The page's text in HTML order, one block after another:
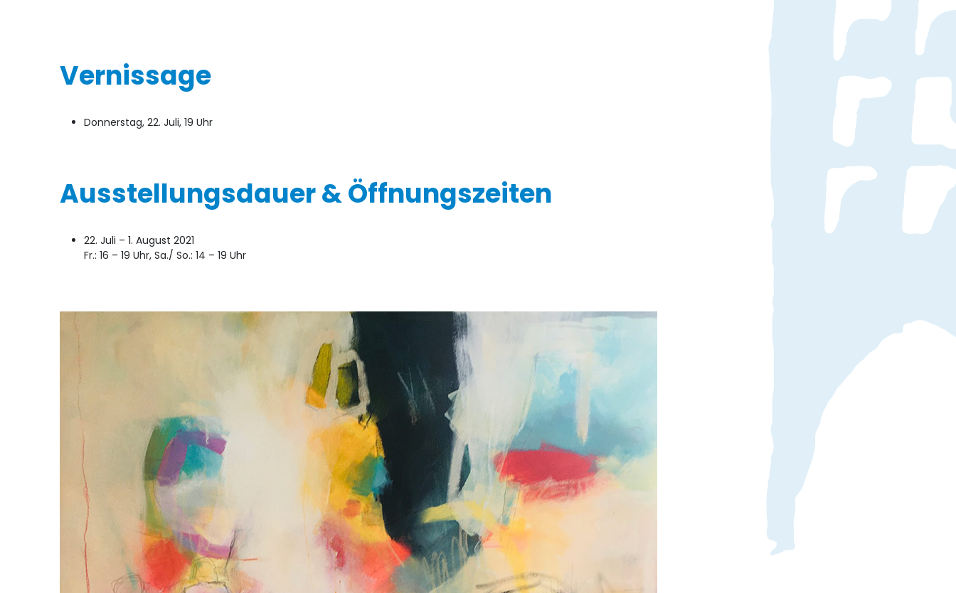
Vernissage
Donnerstag, 22. Juli, 19 Uhr
Ausstellungsdauer & Öffnungszeiten
22. Juli – 1. August 2021
Fr.: 16 – 19 Uhr, Sa./ So.: 14 – 19 Uhr